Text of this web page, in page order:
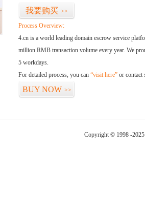
我要购买 >>
Process Overview:
4.cn is a world leading domain escrow service
million RMB transaction volume every year. We
5 workdays.
For detailed process, you can “visit here” or contact
BUY NOW >>
Copyright © 1998 -